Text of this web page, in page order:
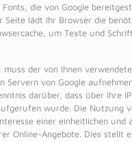
die von Google
Seite lädt Ihr Browser die
um Texte und
muss der von Ihnen
Servern von Google
darüber, dass über Ihre
wurde. Die Nutzung
einer einheitlichen und
Online-Angebote. Dies stellt